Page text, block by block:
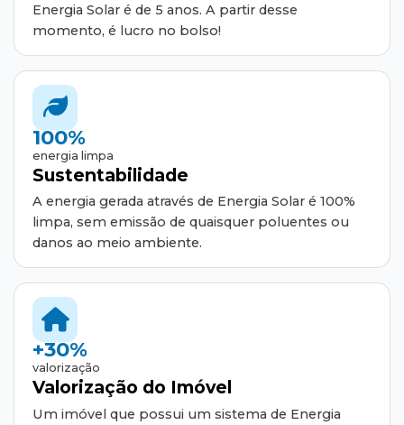
Energia Solar é de 5 anos. A partir desse
momento, é lucro no bolso!
100%
energia limpa
Sustentabilidade
A energia gerada através de Energia Solar é 100%
limpa, sem emissão de quaisquer poluentes ou
danos ao meio ambiente.
+30%
valorização
Valorização do Imóvel
Um imóvel que possui um sistema de Energia